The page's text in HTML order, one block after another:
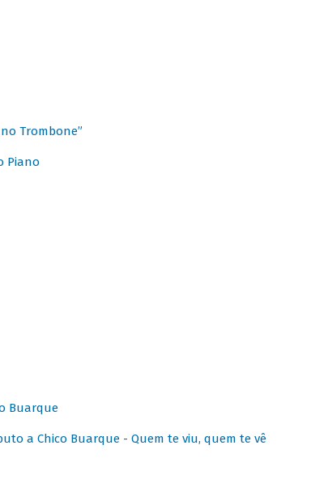
Trombone”
Piano
Buarque
a Chico Buarque - Quem te viu, quem te vê